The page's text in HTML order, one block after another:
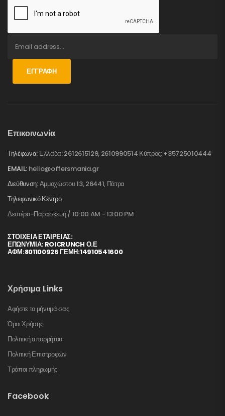
ΕΓΓΡΑΦΉ
Επικοινωνία
Τηλέφωνα: Ελλάδα: 2612615129, 2610990514 Κύπρος: +35725010444
EMAIL: hello@offersmania.gr
Διεύθυνση:Αμμοχώστου 13, 26441, Πάτρα
Τηλεφωνικό Κέντρο
Δευτέρα-Παρασκευή / 10:00 AM - 13:00 PM
ΣΤΟΙΧΕΊΑ ΕΤΑΙΡΕΊΑΣ:
ΕΠΩΝΥΜΙΑ: ROICRUNCH Ο.Ε
ΑΦΜ:801100926 ΓΕΜΗ:14910541600
Χρήσιμα Links
Αφήστε το μήνυμά σας
Όροι Χρήσης
Πολιτική απορρήτου
Πολιτική Επιστροφών
Τρόποι πληρωμής
Facebook